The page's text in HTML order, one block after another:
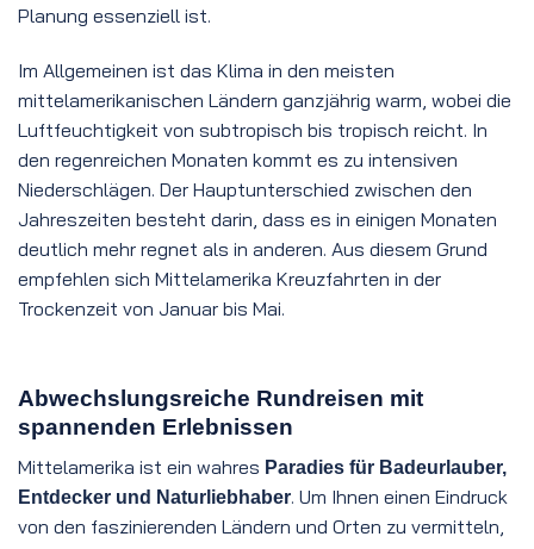
Planung essenziell ist.
Im Allgemeinen ist das Klima in den meisten
mittelamerikanischen Ländern ganzjährig warm, wobei die
Luftfeuchtigkeit von subtropisch bis tropisch reicht. In
den regenreichen Monaten kommt es zu intensiven
Niederschlägen. Der Hauptunterschied zwischen den
Jahreszeiten besteht darin, dass es in einigen Monaten
deutlich mehr regnet als in anderen. Aus diesem Grund
empfehlen sich Mittelamerika Kreuzfahrten in der
Trockenzeit von Januar bis Mai.
Abwechslungsreiche Rundreisen mit
spannenden Erlebnissen
Mittelamerika ist ein wahres Paradies für Badeurlauber,
Entdecker und Naturliebhaber. Um Ihnen einen Eindruck
von den faszinierenden Ländern und Orten zu vermitteln,